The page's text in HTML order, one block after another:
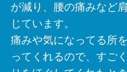
が減り、腰の痛みなど
じています。
痛みや気になってる所
ってくれるので、すご